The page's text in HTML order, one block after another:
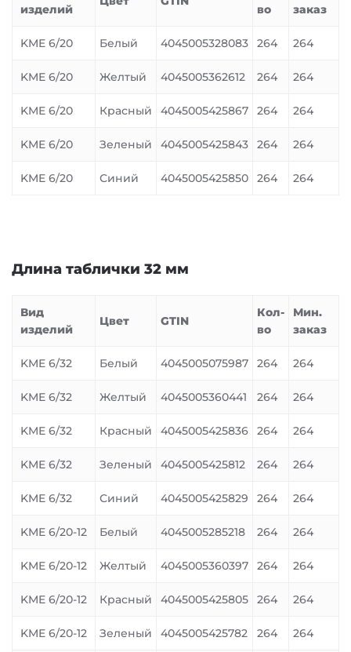
изделий во заказ
KME 6/20 Белый 4045005328083 264 264
KME 6/20 Желтый 4045005362612 264 264
KME 6/20 Красный 4045005425867 264 264
KME 6/20 Зеленый 4045005425843 264 264
KME 6/20 Синий 4045005425850 264 264
Длина таблички 32 мм
Вид
изделий
Цвет GTIN
Кол-
во
Мин.
заказ
KME 6/32 Белый 4045005075987 264 264
KME 6/32 Желтый 4045005360441 264 264
KME 6/32 Красный 4045005425836 264 264
KME 6/32 Зеленый 4045005425812 264 264
KME 6/32 Синий 4045005425829 264 264
KME 6/20-12 Белый 4045005285218 264 264
KME 6/20-12 Желтый 4045005360397 264 264
KME 6/20-12 Красный 4045005425805 264 264
KME 6/20-12 Зеленый 4045005425782 264 264